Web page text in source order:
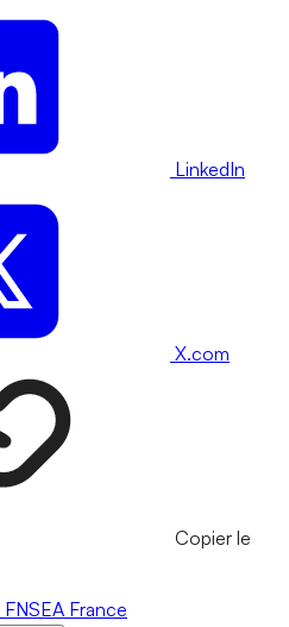
LinkedIn
X.com
Copier le
FNSEA France